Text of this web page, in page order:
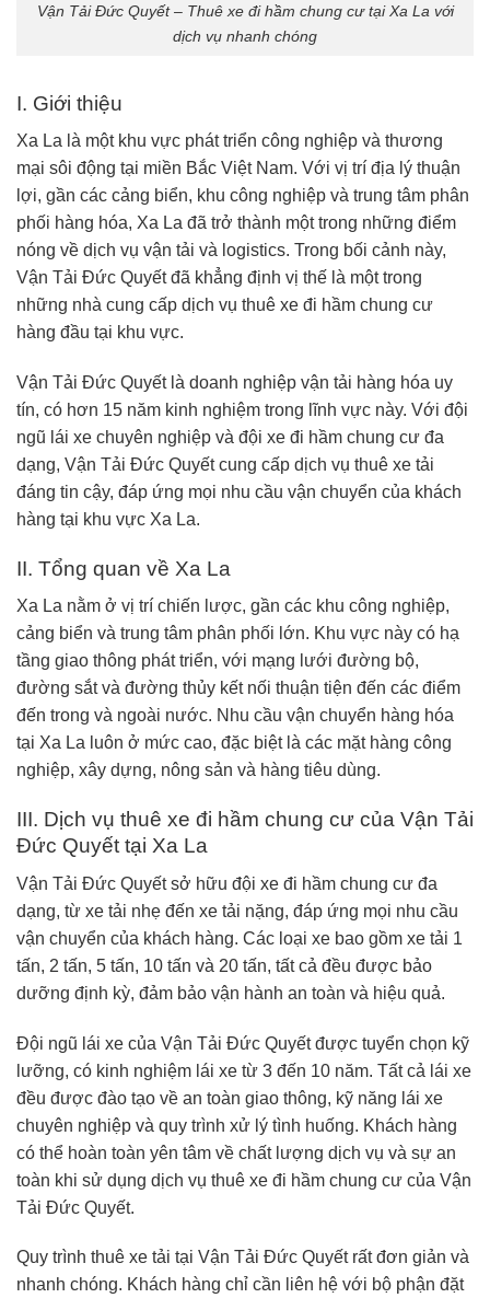
Vận Tải Đức Quyết – Thuê xe đi hầm chung cư tại Xa La với
dịch vụ nhanh chóng
I. Giới thiệu
Xa La là một khu vực phát triển công nghiệp và thương
mại sôi động tại miền Bắc Việt Nam. Với vị trí địa lý thuận
lợi, gần các cảng biển, khu công nghiệp và trung tâm phân
phối hàng hóa, Xa La đã trở thành một trong những điểm
nóng về dịch vụ vận tải và logistics. Trong bối cảnh này,
Vận Tải Đức Quyết đã khẳng định vị thế là một trong
những nhà cung cấp dịch vụ thuê xe đi hầm chung cư
hàng đầu tại khu vực.
Vận Tải Đức Quyết là doanh nghiệp vận tải hàng hóa uy
tín, có hơn 15 năm kinh nghiệm trong lĩnh vực này. Với đội
ngũ lái xe chuyên nghiệp và đội xe đi hầm chung cư đa
dạng, Vận Tải Đức Quyết cung cấp dịch vụ thuê xe tải
đáng tin cậy, đáp ứng mọi nhu cầu vận chuyển của khách
hàng tại khu vực Xa La.
II. Tổng quan về Xa La
Xa La nằm ở vị trí chiến lược, gần các khu công nghiệp,
cảng biển và trung tâm phân phối lớn. Khu vực này có hạ
tầng giao thông phát triển, với mạng lưới đường bộ,
đường sắt và đường thủy kết nối thuận tiện đến các điểm
đến trong và ngoài nước. Nhu cầu vận chuyển hàng hóa
tại Xa La luôn ở mức cao, đặc biệt là các mặt hàng công
nghiệp, xây dựng, nông sản và hàng tiêu dùng.
III. Dịch vụ thuê xe đi hầm chung cư của Vận Tải
Đức Quyết tại Xa La
Vận Tải Đức Quyết sở hữu đội xe đi hầm chung cư đa
dạng, từ xe tải nhẹ đến xe tải nặng, đáp ứng mọi nhu cầu
vận chuyển của khách hàng. Các loại xe bao gồm xe tải 1
tấn, 2 tấn, 5 tấn, 10 tấn và 20 tấn, tất cả đều được bảo
dưỡng định kỳ, đảm bảo vận hành an toàn và hiệu quả.
Đội ngũ lái xe của Vận Tải Đức Quyết được tuyển chọn kỹ
lưỡng, có kinh nghiệm lái xe từ 3 đến 10 năm. Tất cả lái xe
đều được đào tạo về an toàn giao thông, kỹ năng lái xe
chuyên nghiệp và quy trình xử lý tình huống. Khách hàng
có thể hoàn toàn yên tâm về chất lượng dịch vụ và sự an
toàn khi sử dụng dịch vụ thuê xe đi hầm chung cư của Vận
Tải Đức Quyết.
Quy trình thuê xe tải tại Vận Tải Đức Quyết rất đơn giản và
nhanh chóng. Khách hàng chỉ cần liên hệ với bộ phận đặt